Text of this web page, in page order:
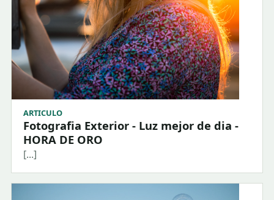
ARTICULO
Fotografia Exterior - Luz mejor de dia -
HORA DE ORO
[...]